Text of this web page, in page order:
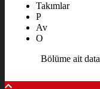
Takımlar
P
Av
O
Bölüme ait